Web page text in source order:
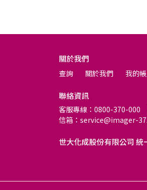
關於我們
查詢 關於我們 我的
聯絡資訊
客服專線：0800-370-000
信箱：service@imager-
世大化成股份有限公司